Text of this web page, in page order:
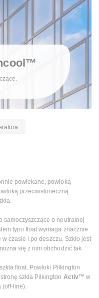
powlekane, powłoką
przeciwsłoneczną
samoczyszczące o neutralnej
typu float wymaga znacznie
czasie i po deszczu. Szkło jest
się z nim obchodzić tak
float. Powłoki Pilkington
szkła Pilkington Activ™ w
line).